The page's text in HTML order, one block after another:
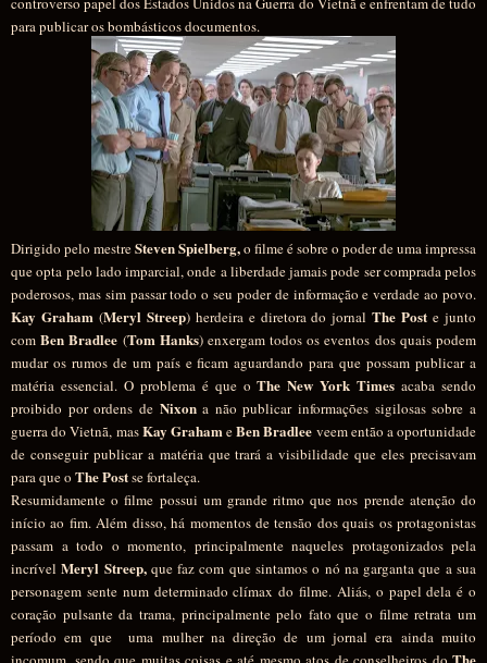
para publicar os bombásticos documentos.
Dirigido pelo mestreSteven Spielberg,o filme é sobre o poder de uma impressa
que opta pelo lado imparcial, onde a liberdade jamais pode ser comprada pelos
poderosos, mas sim passar todo o seu poder de informação e verdade ao povo.
Kay Graham (Meryl Streep) herdeira e diretora do jornalThe Post e junto
com Ben Bradlee (Tom Hanks) enxergam todos os eventos dos quais podem
mudar os rumos de um país e ficam aguardando para que possam publicar a
matéria essencial. O problema é que oThe New York Timesacaba sendo
proibido por ordens deNixona não publicar informações sigilosas sobre a
guerra do Vietnã, masKay GrahameBen Bradlee veem então a oportunidade
de conseguir publicar a matéria que trará a visibilidade que eles precisavam
para que o The Postse fortaleça.
Resumidamente o filme possui um grande ritmo que nos prende atenção do
início ao fim. Além disso, há momentos de tensão dos quais os protagonistas
passam a todo o momento, principalmente naqueles protagonizados pela
incrível Meryl Streep, que faz com que sintamos o nó na garganta que a sua
personagem sente num determinado clímax do filme. Aliás, o papel dela é o
coração pulsante da trama, principalmente pelo fato que o filme retrata um
período em que
uma mulher na direção de um jornal era ainda muito